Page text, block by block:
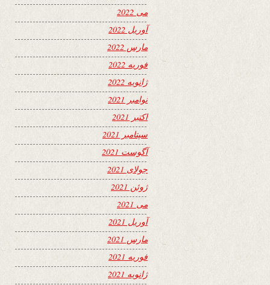
می 2022
آوریل 2022
مارس 2022
فوریه 2022
ژانویه 2022
نوامبر 2021
اکتبر 2021
سپتامبر 2021
آگوست 2021
جولای 2021
ژوئن 2021
می 2021
آوریل 2021
مارس 2021
فوریه 2021
ژانویه 2021